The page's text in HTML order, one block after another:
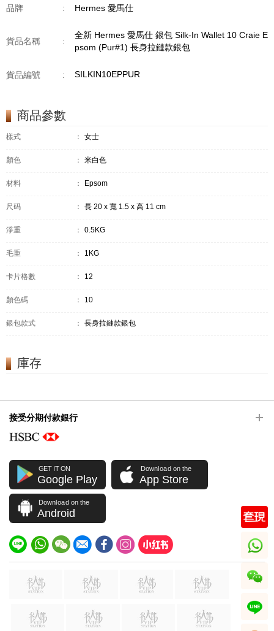
品牌 : Hermes 愛馬仕
貨品名稱 :
全新 Hermes 愛馬仕 銀包 Silk-In Wallet 10 Craie E
psom (Pur#1) 長身拉鏈款銀包
貨品編號 : SILKIN10EPPUR
商品參數
樣式 ： 女士
顏色 ： 米白色
材料 ： Epsom
尺码 ： 長 20 x 寬 1.5 x 高 11 cm
淨重 ： 0.5KG
毛重 ： 1KG
卡片格數 ： 12
顏色碼 ： 10
銀包款式 ： 長身拉鏈款銀包
庫存
接受分期付款銀行
GET IT ON
Google Play
Download on the
App Store
Download on the
Android
whatsapp